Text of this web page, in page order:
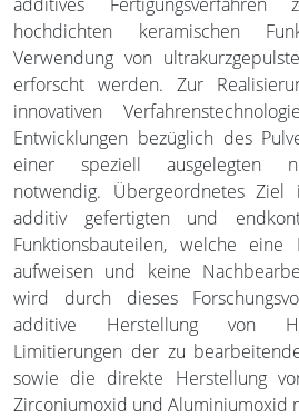
hochdichten keramischen
Verwendung von
erforscht werden. Zur
innovativen
Entwicklungen bezüglich des
einer speziell ausgelegten
notwendig. Übergeordnetes
additiv gefertigten und
Funktionsbauteilen, welche
aufweisen und keine
wird durch dieses
additive Herstellung von
Limitierungen der zu
sowie die direkte Herstellung
Zirconiumoxid und Aluminiumoxid